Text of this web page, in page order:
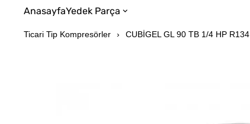
AnasayfaYedek Parça
Ticari Tip Kompresörler CUBİGEL GL 90 TB 1/4 HP R134